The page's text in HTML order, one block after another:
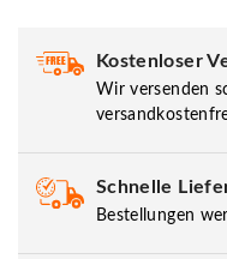
Kostenloser
Wir versenden
Schnelle
Bestellungen